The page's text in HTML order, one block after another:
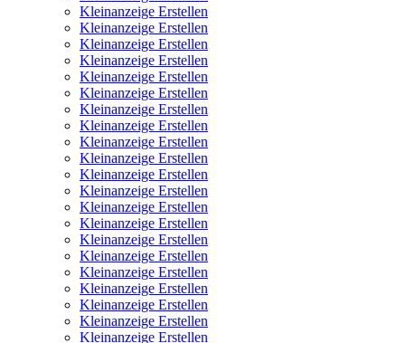
Kleinanzeige Erstellen
Kleinanzeige Erstellen
Kleinanzeige Erstellen
Kleinanzeige Erstellen
Kleinanzeige Erstellen
Kleinanzeige Erstellen
Kleinanzeige Erstellen
Kleinanzeige Erstellen
Kleinanzeige Erstellen
Kleinanzeige Erstellen
Kleinanzeige Erstellen
Kleinanzeige Erstellen
Kleinanzeige Erstellen
Kleinanzeige Erstellen
Kleinanzeige Erstellen
Kleinanzeige Erstellen
Kleinanzeige Erstellen
Kleinanzeige Erstellen
Kleinanzeige Erstellen
Kleinanzeige Erstellen
Kleinanzeige Erstellen